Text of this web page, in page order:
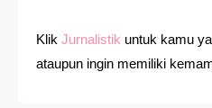
Klik Jurnalistik untuk kamu
ataupun ingin memiliki